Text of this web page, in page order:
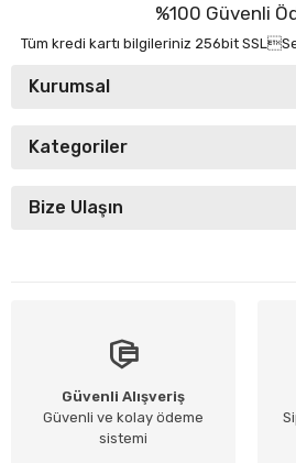
%100 Güvenli
Tüm kredi kartı bilgileriniz 256bit
Kurumsal
Kategoriler
Bize Ulaşın
Güvenli Alışveriş
Güvenli ve kolay ödeme
sistemi